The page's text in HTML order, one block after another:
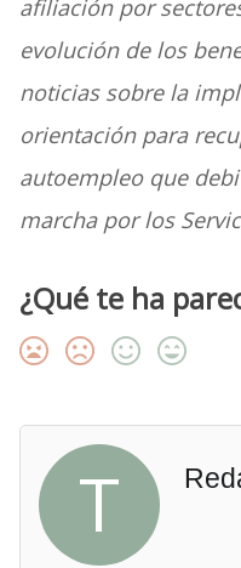
afiliación por
evolución de los
noticias sobre la
orientación para
autoempleo que
marcha por los
¿Qué te ha
T